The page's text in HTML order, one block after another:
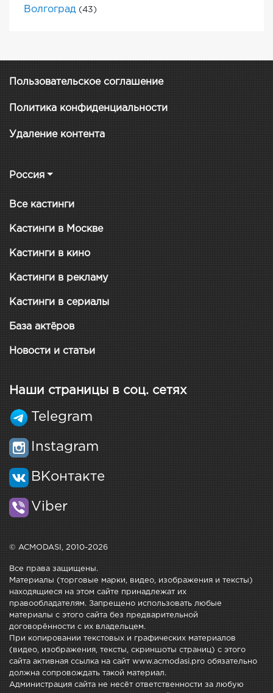
Волгоград (43)
Пользовательское соглашение
Политика конфиденциальности
Удаление контента
Россия
Все кастинги
Кастинги в Москве
Кастинги в кино
Кастинги в рекламу
Кастинги в сериалы
База актёров
Новости и статьи
Наши страницы в соц. сетях
Telegram
Instagram
ВКонтакте
Viber
© ACMODASI, 2010-2026
Все права защищены.
Материалы (торговые марки, видео, изображения и тексты)
находящиеся на этом сайте принадлежат их
правообладателям. Запрещено использовать любые
материалы с этого сайта без предварительной
договорённости с их владельцем.
При копировании текстовых и графических материалов
(видео, изображения, тексты, скриншоты страниц) с этого
сайта активная ссылка на сайт www.acmodasi.pro обязательно
должна сопровождать такой материал.
Администрация сайта не несёт ответственности за любую